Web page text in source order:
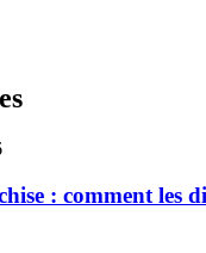
: comment les